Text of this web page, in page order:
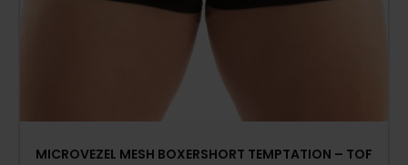
MICROVEZEL MESH BOXERSHORT TEMPTATION – TOF